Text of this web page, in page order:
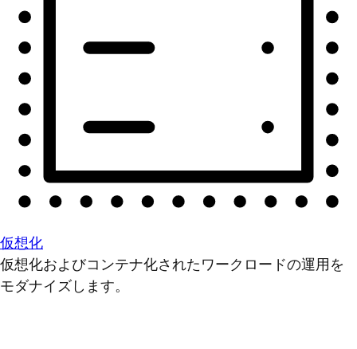
仮想化
仮想化およびコンテナ化されたワークロードの運用を
モダナイズします。